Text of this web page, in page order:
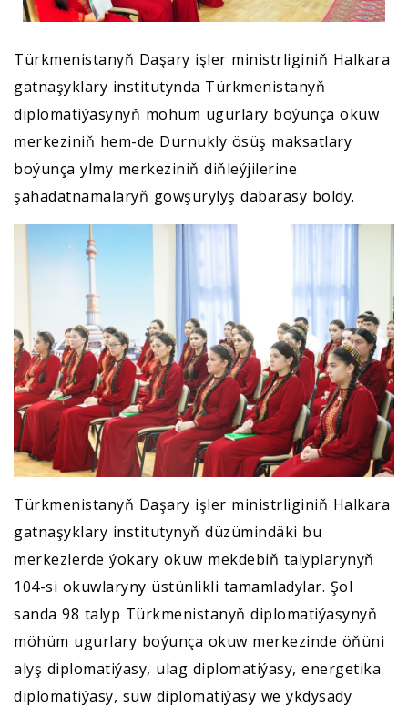
Türkmenistanyň Daşary işler ministrliginiň Halkara
gatnaşyklary institutynda Türkmenistanyň
diplomatiýasynyň möhüm ugurlary boýunça okuw
merkeziniň hem-de Durnukly ösüş maksatlary
boýunça ylmy merkeziniň diňleýjilerine
şahadatnamalaryň gowşurylyş dabarasy boldy.
Türkmenistanyň Daşary işler ministrliginiň Halkara
gatnaşyklary institutynyň düzümindäki bu
merkezlerde ýokary okuw mekdebiň talyplarynyň
104-si okuwlaryny üstünlikli tamamladylar. Şol
sanda 98 talyp Türkmenistanyň diplomatiýasynyň
möhüm ugurlary boýunça okuw merkezinde öňüni
alyş diplomatiýasy, ulag diplomatiýasy, energetika
diplomatiýasy, suw diplomatiýasy we ykdysady